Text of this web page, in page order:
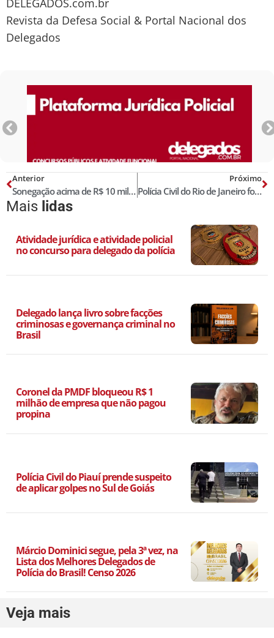
DELEGADOS.com.br
Revista da Defesa Social & Portal Nacional dos
Delegados
Anterior
Sonegação acima de R$ 10 mil não é insignificante
Próximo
Polícia Civil do Rio de Janeiro forma maior turma de sua história
Mais lidas
Atividade jurídica e atividade policial
no concurso para delegado da polícia
Delegado lança livro sobre facções
criminosas e governança criminal no
Brasil
Coronel da PMDF bloqueou R$ 1
milhão de empresa que não pagou
propina
Polícia Civil do Piauí prende suspeito
de aplicar golpes no Sul de Goiás
Márcio Dominici segue, pela 3ª vez, na
Lista dos Melhores Delegados de
Polícia do Brasil! Censo 2026
Veja mais